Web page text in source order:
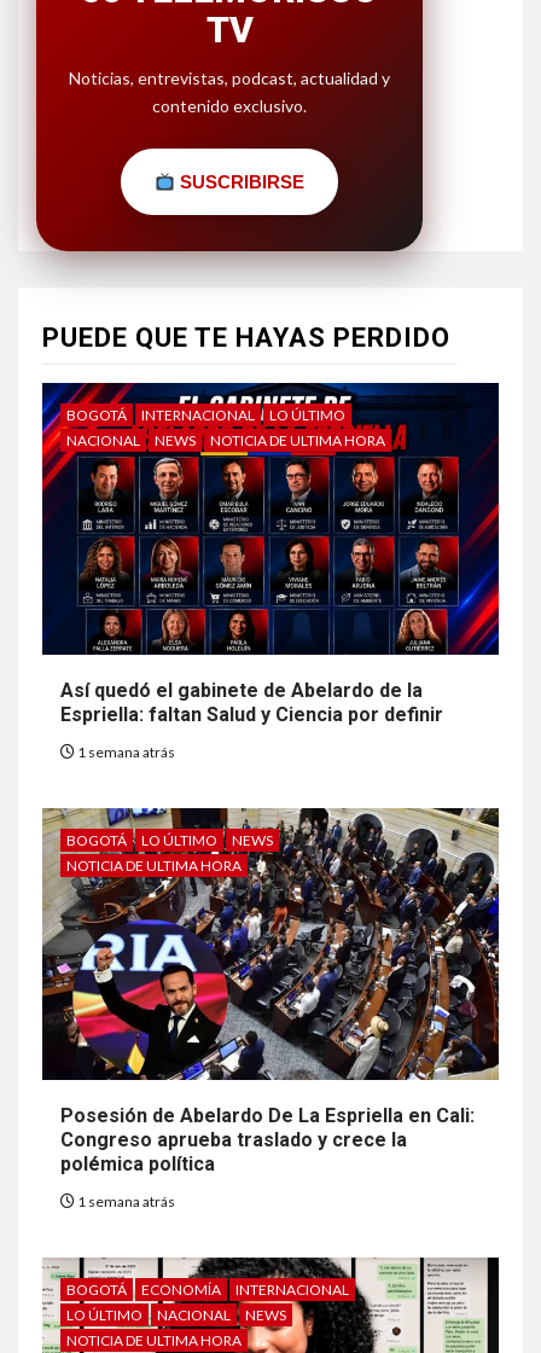
TV
Noticias, entrevistas, podcast, actualidad y
contenido exclusivo.
SUSCRIBIRSE
PUEDE QUE TE HAYAS PERDIDO
BOGOTÁ INTERNACIONAL
LO ÚLTIMO
NACIONAL
NEWS NOTICIA DE ULTIMA HORA
Así quedó el gabinete de Abelardo de la
Espriella: faltan Salud y Ciencia por definir
1 semana atrás
BOGOTÁ LO ÚLTIMO
NEWS
NOTICIA DE ULTIMA HORA
Posesión de Abelardo De La Espriella en Cali:
Congreso aprueba traslado y crece la
polémica política
1 semana atrás
BOGOTÁ ECONOMÍA
INTERNACIONAL
LO ÚLTIMO
NACIONAL
NEWS
NOTICIA DE ULTIMA HORA